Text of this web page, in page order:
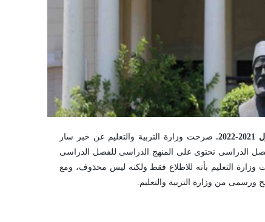
صرحت وزارة التربية والتعليم عن خبر سار
الدراسى تحتوى على المنهج الدراسى للفصل الدراسى
وزارة التعليم بأنه للاطلاع فقط ولكنه ليس محذوف، ومع
ورسمى من وزارة التربية والتعليم.